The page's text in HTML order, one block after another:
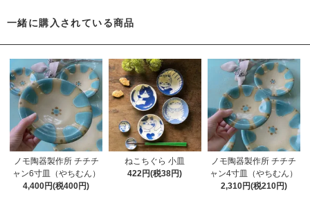
一緒に購入されている商品
ノモ陶器製作所 チチチ
ャン6寸皿（やちむん）
4,400円(税400円)
ねこちぐら 小皿
422円(税38円)
ノモ陶器製作所 チチチ
ャン4寸皿（やちむん）
2,310円(税210円)